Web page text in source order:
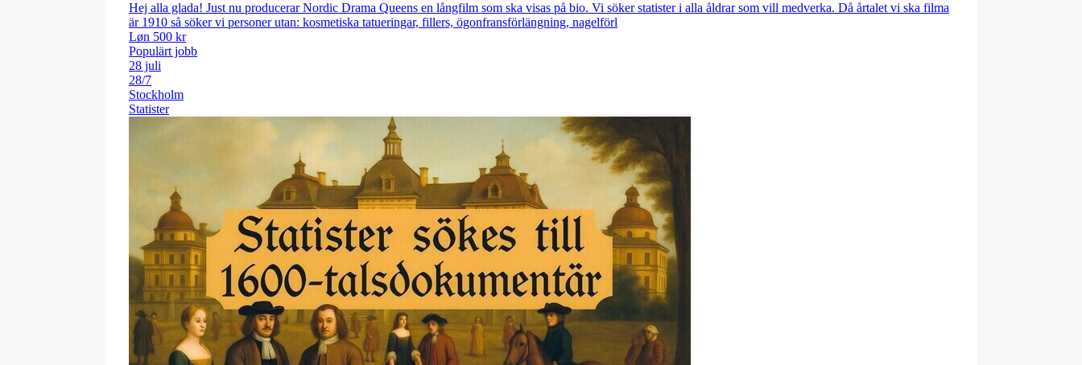
Hej alla glada! Just nu producerar Nordic Drama Queens en långfilm som ska visas på bio. Vi söker statister i alla åldrar som vill medverka. Då årtalet vi ska filma
är 1910 så söker vi personer utan: kosmetiska tatueringar, fillers, ögonfransförlängning, nagelförl
Løn 500 kr
Populärt jobb
28 juli
28/7
Stockholm
Statister